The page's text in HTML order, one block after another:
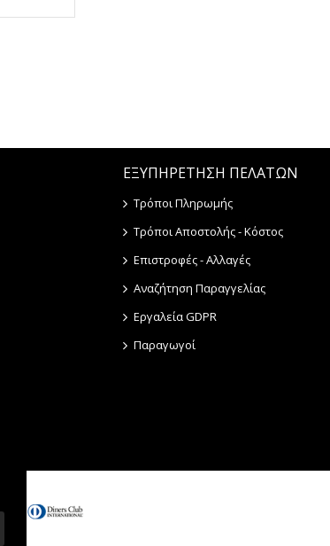
ΕΞΥΠΗΡΕΤΗΣΗ ΠΕΛΑΤΩΝ
Τρόποι Πληρωμής
Τρόποι Αποστολής - Κόστος
Επιστροφές - Αλλαγές
Αναζήτηση Παραγγελίας
Εργαλεία GDPR
Παραγωγοί